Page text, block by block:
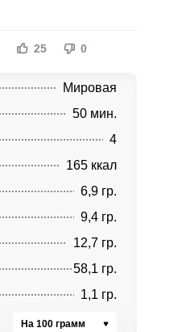
25 0
Мировая
50 мин.
4
165 ккал
6,9 гр.
9,4 гр.
12,7 гр.
58,1 гр.
1,1 гр.
На 100 грамм